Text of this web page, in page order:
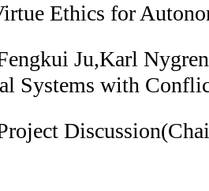
Ethics for
Ju,Karl
Systems with